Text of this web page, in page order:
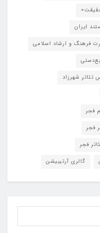
ایران
فرهنگ و ارشاد اسلامی
تئاتر شهرزاد
فجر
فجر
فجر
گالری آرتیبیشن